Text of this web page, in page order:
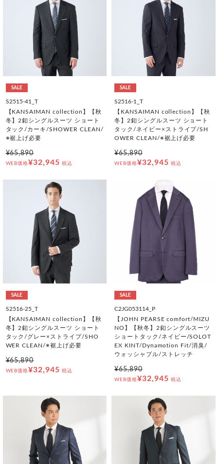
SALE
S2515-41_T
【KANSAIMAN collection】【秋
冬】2釦シングルスーツ ショート
タック/カーキ/SHOWER CLEAN/
※裾上げ必要
¥65,890
WEB価格¥32,945 税込
SALE
S2516-1_T
【KANSAIMAN collection】【秋
冬】2釦シングルスーツ ショート
タック/ネイビー×ストライプ/SH
OWER CLEAN/※裾上げ必要
¥65,890
WEB価格¥32,945 税込
SALE
S2516-25_T
【KANSAIMAN collection】【秋
冬】2釦シングルスーツ ショート
タック/グレー×ストライプ/SHO
WER CLEAN/※裾上げ必要
¥65,890
WEB価格¥32,945 税込
SALE
C2JG053114_P
【JOHN PEARSE comfort/MIZU
NO】【秋冬】2釦シングルスーツ
ショートタック/ネイビー/SOLOT
EX KINT/Dynamotion Fit/消臭/
ウォッシャブル/ストレッチ
¥65,890
WEB価格¥32,945 税込